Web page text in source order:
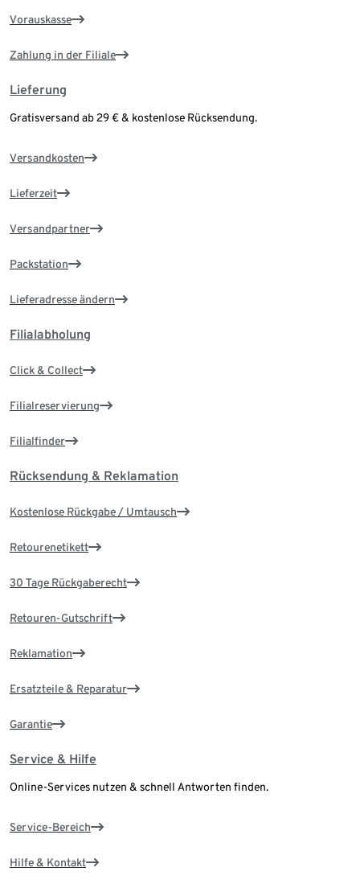
Vorauskasse
Zahlung in der Filiale
Lieferung
Gratisversand ab 29 € & kostenlose Rücksendung.
Versandkosten
Lieferzeit
Versandpartner
Packstation
Lieferadresse ändern
Filialabholung
Click & Collect
Filialreservierung
Filialfinder
Rücksendung & Reklamation
Kostenlose Rückgabe / Umtausch
Retourenetikett
30 Tage Rückgaberecht
Retouren-Gutschrift
Reklamation
Ersatzteile & Reparatur
Garantie
Service & Hilfe
Online-Services nutzen & schnell Antworten finden.
Service-Bereich
Hilfe & Kontakt